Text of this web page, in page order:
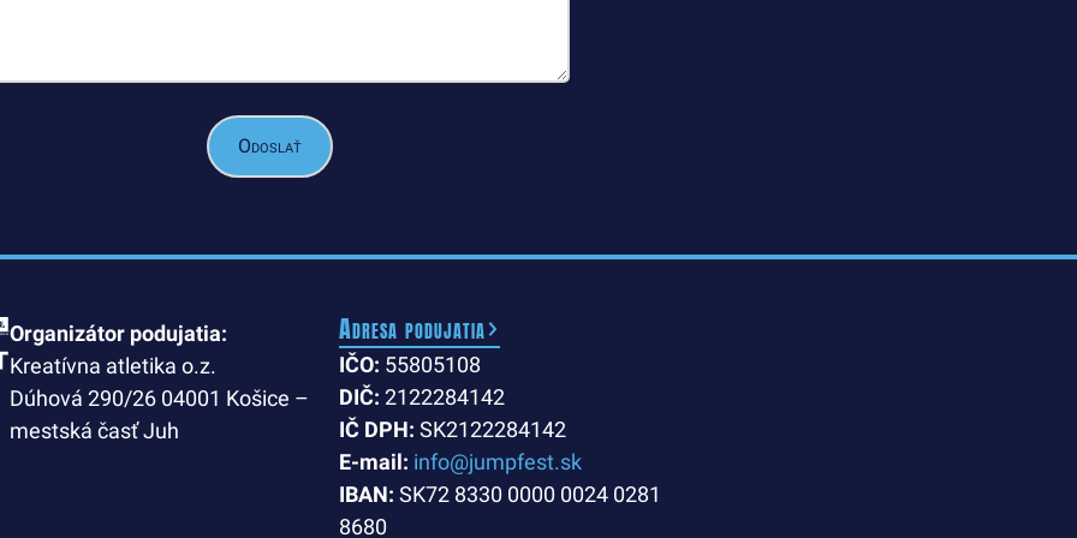
Organizátor podujatia:
Kreatívna atletika o.z.
Dúhová 290/26 04001 Košice –
mestská časť Juh
IČO: 55805108
DIČ: 2122284142
IČ DPH: SK2122284142
E-mail: info@jumpfest.sk
IBAN: SK72 8330 0000 0024 0281
8680
Adresa podujatia